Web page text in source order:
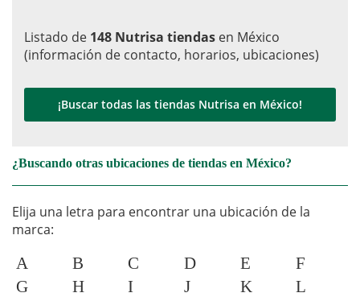
Listado de 148 Nutrisa tiendas en México
(información de contacto, horarios, ubicaciones)
¡Buscar todas las tiendas Nutrisa en México!
¿Buscando otras ubicaciones de tiendas en México?
Elija una letra para encontrar una ubicación de la
marca:
A B C D E
F
G
H I J K
L